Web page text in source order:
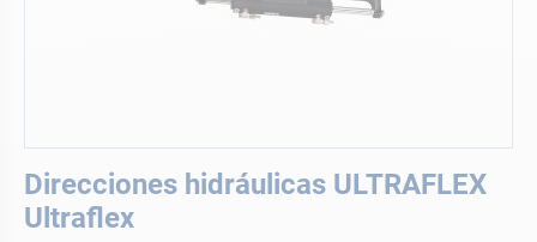
Direcciones hidráulicas ULTRAFLEX
Ultraflex
al
comienzo
de